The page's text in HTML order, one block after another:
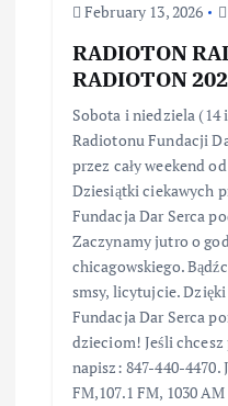
February 13, 2026
RADIOTON
RADIOTON
Sobota i niedziela (14
Radiotonu Fundacji
przez cały weekend
Dziesiątki ciekawych
Fundacja Dar Serca
Zaczynamy jutro o
chicagowskiego.
smsy, licytujcie.
Fundacja Dar Serca
dzieciom! Jeśli
napisz: 847-440-4470.
FM,107.1 FM, 1030